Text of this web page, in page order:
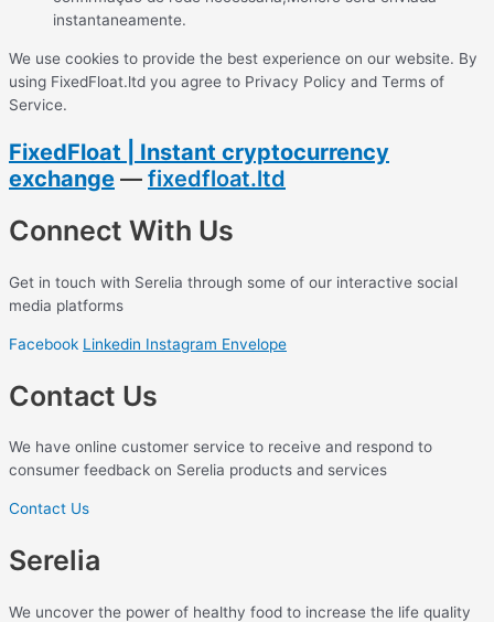
instantaneamente.
We use cookies to provide the best experience on our website. By
using FixedFloat.ltd you agree to Privacy Policy and Terms of
Service.
FixedFloat | Instant cryptocurrency
exchange — fixedfloat.ltd
Connect With Us
Get in touch with Serelia through some of our interactive social
media platforms
Facebook Linkedin Instagram Envelope
Contact Us
We have online customer service to receive and respond to
consumer feedback on Serelia products and services
Contact Us
Serelia
We uncover the power of healthy food to increase the life quality